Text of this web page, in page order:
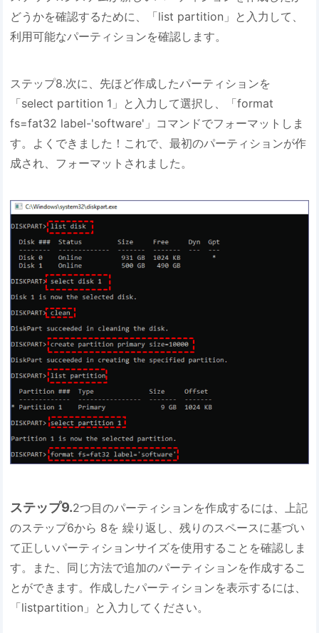
どうかを確認するために、「list partition」と入力して、
利用可能なパーティションを確認します。
ステップ8.次に、先ほど作成したパーティションを
「select partition 1」と入力して選択し、「format
fs=fat32 label-'software'」コマンドでフォーマットしま
す。よくできました！これで、最初のパーティションが作
成され、フォーマットされました。
ステップ9.2つ目のパーティションを作成するには、上記
のステップ6から 8を 繰り返し、残りのスペースに基づい
て正しいパーティションサイズを使用することを確認しま
す。また、同じ方法で追加のパーティションを作成するこ
とができます。作成したパーティションを表示するには、
「listpartition」と入力してください。